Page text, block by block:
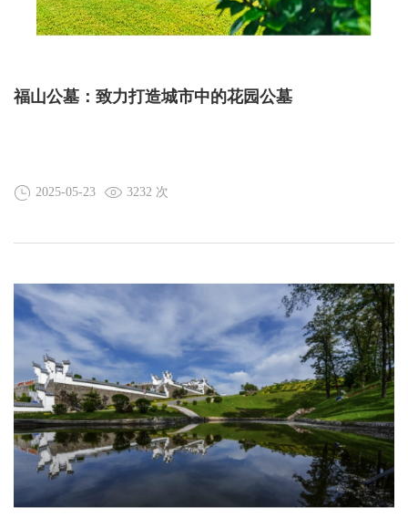
福山公墓：致力打造城市中的花园公墓
2025-05-23 3232 次